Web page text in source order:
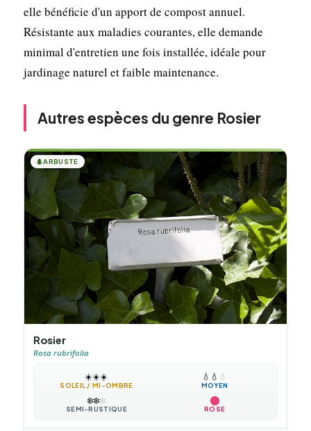
elle bénéficie d'un apport de compost annuel.
Résistante aux maladies courantes, elle demande
minimal d'entretien une fois installée, idéale pour
jardinage naturel et faible maintenance.
Autres espèces du genre Rosier
🌲ARBUSTE
Rosier
Rosa rubrifolia
☀️☀️☀️
SOLEIL / MI-OMBRE
💧 💧 💧
MOYEN
❄️❄️❄️
SEMI-RUSTIQUE ROSE